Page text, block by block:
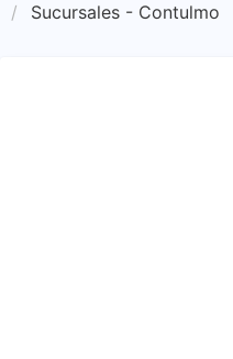
Sucursales - Contulmo